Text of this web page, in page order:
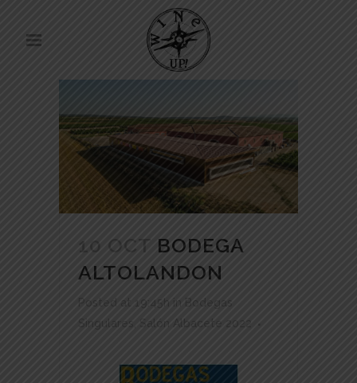
10 OCT BODEGA
ALTOLANDON
Posted at 19:45h in Bodegas
Singulares
Salón Albacete 2022